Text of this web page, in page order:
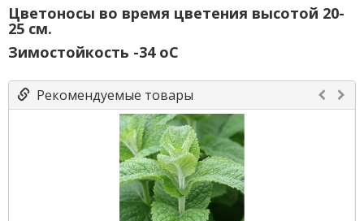
Цветоносы во время цветения высотой 20-
25 см.
Зимостойкость -34 оС
Рекомендуемые товары